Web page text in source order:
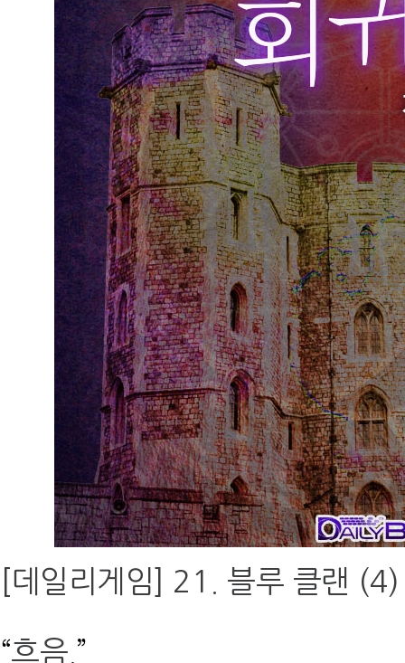
[데일리게임] 21. 블루 클랜 (4)
“흐음 .”